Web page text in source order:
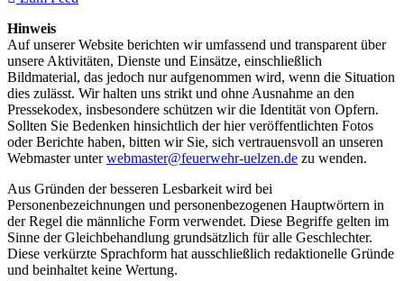
Hinweis
Auf unserer Website berichten wir umfassend und transparent über
unsere Aktivitäten, Dienste und Einsätze, einschließlich
Bildmaterial, das jedoch nur aufgenommen wird, wenn die Situation
dies zulässt. Wir halten uns strikt und ohne Ausnahme an den
Pressekodex, insbesondere schützen wir die Identität von Opfern.
Sollten Sie Bedenken hinsichtlich der hier veröffentlichten Fotos
oder Berichte haben, bitten wir Sie, sich vertrauensvoll an unseren
Webmaster unterwebmaster@feuerwehr-uelzen.de zu wenden.
Aus Gründen der besseren Lesbarkeit wird bei
Personenbezeichnungen und personenbezogenen Hauptwörtern in
der Regel die männliche Form verwendet. Diese Begriffe gelten im
Sinne der Gleichbehandlung grundsätzlich für alle Geschlechter.
Diese verkürzte Sprachform hat ausschließlich redaktionelle Gründe
und beinhaltet keine Wertung.